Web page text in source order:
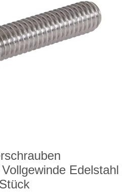
Edelstahl